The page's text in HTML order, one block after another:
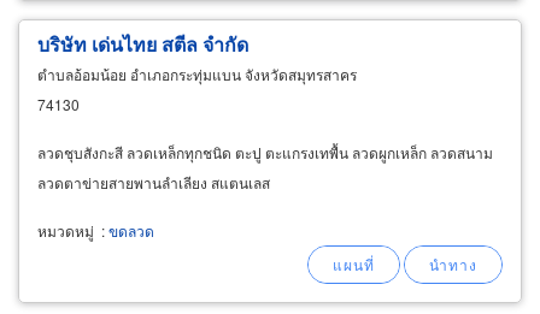
บริษัท เด่นไทย สตีล จำกัด
ตำบลอ้อมน้อย อำเภอกระทุ่มแบน จังหวัดสมุทรสาคร
74130
ลวดชุบสังกะสี ลวดเหล็กทุกชนิด ตะปู ตะแกรงเทพื้น ลวดผูกเหล็ก ลวดสนาม
ลวดตาข่ายสายพานลำเลียง สแตนเลส
หมวดหมู่ :ขดลวด